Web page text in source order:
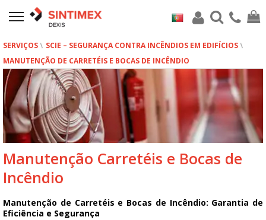
SERVIÇOS
SCIE – SEGURANÇA CONTRA INCÊNDIOS EM EDIFÍCIOS
MANUTENÇÃO DE CARRETÉIS E BOCAS DE INCÊNDIO
Manutenção Carretéis e Bocas de
Incêndio
Manutenção de Carretéis e Bocas de Incêndio: Garantia de
Eficiência e Segurança